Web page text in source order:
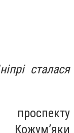
сталася
проспекту